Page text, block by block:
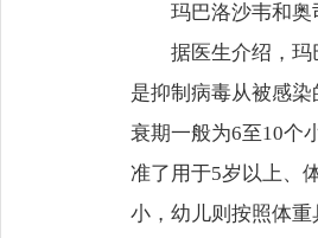
玛巴洛沙韦和奥
据医生介绍，
是抑制病毒从被感
衰期一般为6至10个
准了用于5岁以上、
小，幼儿则按照体重